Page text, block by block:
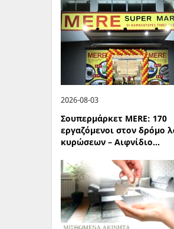
2026-08-03
Σουπερμάρκετ MERE: 170
εργαζόμενοι στον δρόμο
κυρώσεων – Αιφνίδιο...